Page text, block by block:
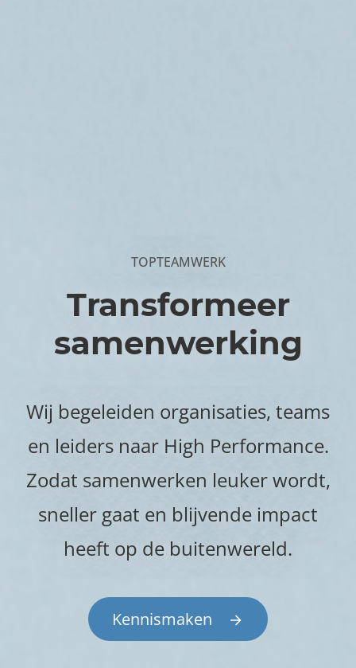
TOPTEAMWERK
Transformeer
samenwerking
Wij begeleiden organisaties, teams
en leiders naar High Performance.
Zodat samenwerken leuker wordt,
sneller gaat en blijvende impact
heeft op de buitenwereld.
Kennismaken
(opent
in